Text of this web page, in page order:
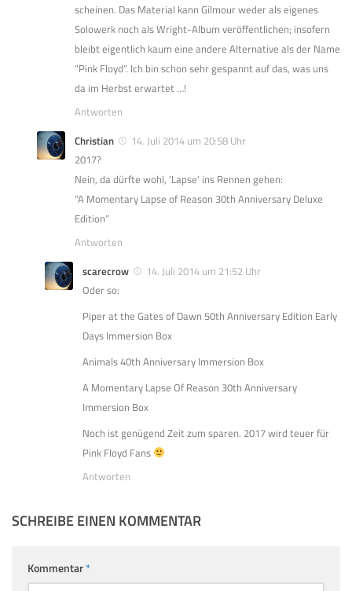
scheinen. Das Material kann Gilmour weder als eigenes
Solowerk noch als Wright-Album veröffentlichen; insofern
bleibt eigentlich kaum eine andere Alternative als der Name
“Pink Floyd”. Ich bin schon sehr gespannt auf das, was uns
da im Herbst erwartet …!
Antworten
Christian
14. Juli 2014 um 20:58 Uhr
2017?
Nein, da dürfte wohl, ‘Lapse’ ins Rennen gehen:
“A Momentary Lapse of Reason 30th Anniversary Deluxe
Edition”
Antworten
scarecrow
14. Juli 2014 um 21:52 Uhr
Oder so:
Piper at the Gates of Dawn 50th Anniversary Edition Early
Days Immersion Box
Animals 40th Anniversary Immersion Box
A Momentary Lapse Of Reason 30th Anniversary
Immersion Box
Noch ist genügend Zeit zum sparen. 2017 wird teuer für
Pink Floyd Fans
Antworten
SCHREIBE EINEN KOMMENTAR
Kommentar*